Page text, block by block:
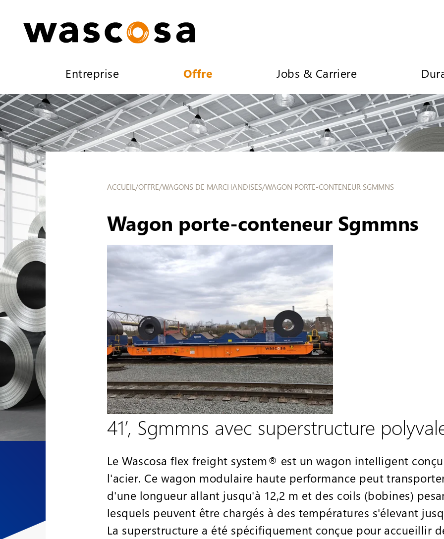
Entreprise Offre Jobs & Carriere
ACCUEIL/OFFRE/WAGONS DE MARCHANDISES/WAGON PORTE-CONTENEUR SGMMNS
Wagon porte-conteneur Sgmmns
41’, Sgmmns avec superstructure
Le Wascosa flex freight system® est un wagon intelligent
l'acier. Ce wagon modulaire haute performance peut
d'une longueur allant jusqu'à 12,2 m et des coils (bobines)
lesquels peuvent être chargés à des températures s'élevant
La superstructure a été spécifiquement conçue pour accueillir